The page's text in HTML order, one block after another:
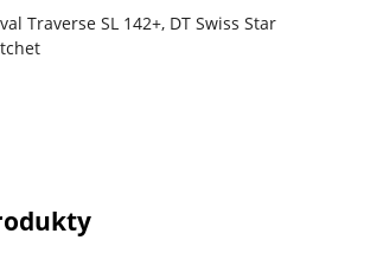
Traverse SL 142+, DT Swiss Star